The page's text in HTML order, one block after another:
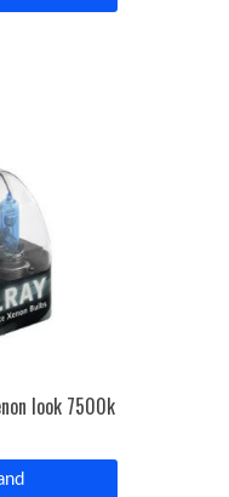
look 7500k